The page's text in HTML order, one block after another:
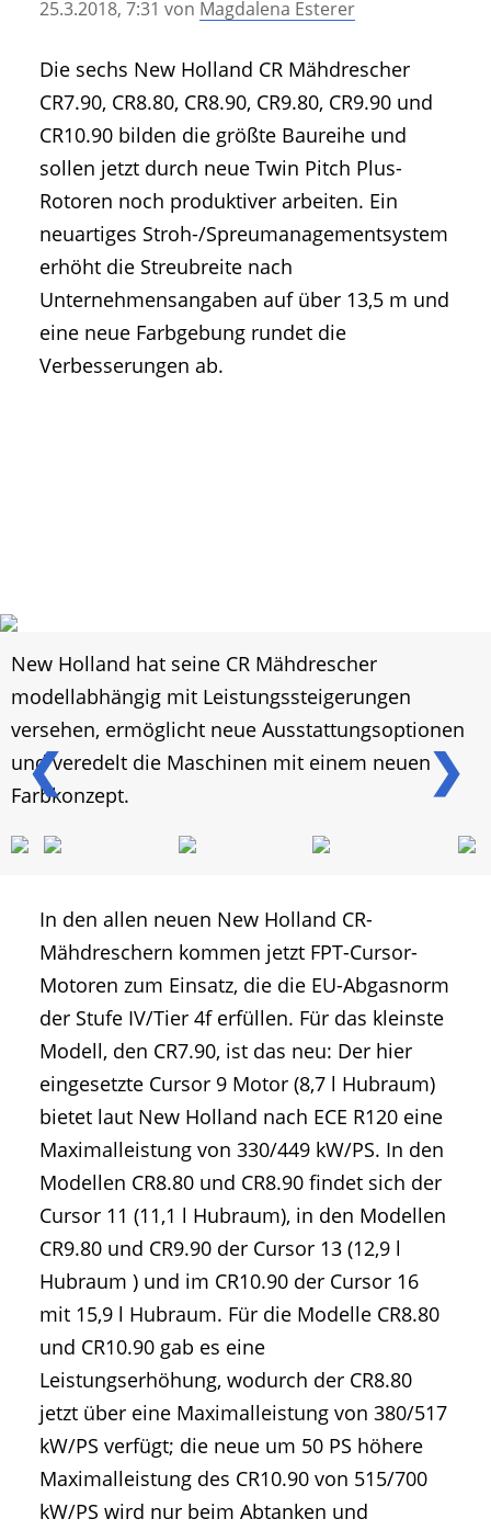
• Geschichte und Geschichten
• Mitteilung der Redaktion
• Agritechnica Neuheiten Archiv
• Artikel nach Hersteller/Marke
25.3.2018, 7:31 von Magdalena Esterer
Die sechs New Holland CR Mähdrescher
CR7.90, CR8.80, CR8.90, CR9.80, CR9.90 und
CR10.90 bilden die größte Baureihe und
sollen jetzt durch neue Twin Pitch Plus-
Rotoren noch produktiver arbeiten. Ein
neuartiges Stroh-/Spreumanagementsystem
erhöht die Streubreite nach
Unternehmensangaben auf über 13,5 m und
eine neue Farbgebung rundet die
Verbesserungen ab.
❮ ❯
New Holland hat seine CR Mähdrescher
modellabhängig mit Leistungssteigerungen
versehen, ermöglicht neue Ausstattungsoptionen
und veredelt die Maschinen mit einem neuen
Farbkonzept.
In den allen neuen New Holland CR-
Mähdreschern kommen jetzt FPT-Cursor-
Motoren zum Einsatz, die die EU-Abgasnorm
der Stufe IV/Tier 4f erfüllen. Für das kleinste
Modell, den CR7.90, ist das neu: Der hier
eingesetzte Cursor 9 Motor (8,7 l Hubraum)
bietet laut New Holland nach ECE R120 eine
Maximalleistung von 330/449 kW/PS. In den
Modellen CR8.80 und CR8.90 findet sich der
Cursor 11 (11,1 l Hubraum), in den Modellen
CR9.80 und CR9.90 der Cursor 13 (12,9 l
Hubraum ) und im CR10.90 der Cursor 16
mit 15,9 l Hubraum. Für die Modelle CR8.80
und CR10.90 gab es eine
Leistungserhöhung, wodurch der CR8.80
jetzt über eine Maximalleistung von 380/517
kW/PS verfügt; die neue um 50 PS höhere
Maximalleistung des CR10.90 von 515/700
kW/PS wird nur beim Abtanken und